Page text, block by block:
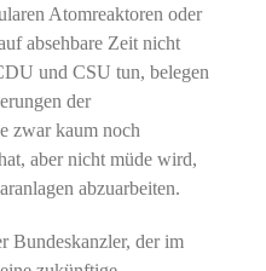
Atomreaktoren oder
absehbare Zeit nicht
und CSU tun, belegen
der
zwar kaum noch
aber nicht müde wird,
abzuarbeiten.
Bundeskanzler, der im